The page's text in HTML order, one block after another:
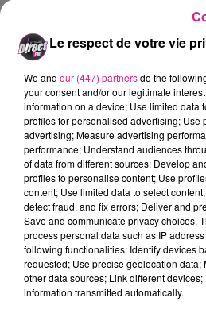
La grande finale du
vendredi 18 Novembre, �
Metz, � 9h00. 26 entreprises
durera 3 heures et se
participants obtiendront un
Certificat Voltaire,
R�pertoire national
professionnelles (RNCP). Le
le travail d'�quipe par la
Voltaire aux trois meilleures
scores individuels, en
Voltaire d'Or au meilleur
2e et un Voltaire de Bronze au
Cr�dit Photo : Projet Voltaire
FIL ACTUS
Le respect de votre vie
We and our (447) partnersdo the
your consent and/or our legitimate
information on a device; Use limited data
profiles for personalised advertising; Use
advertising; Measure advertising
performance; Understand audiences
of data from different sources; Develop
profiles to personalise content; Use
content; Use limited data to select
detect fraud, and fix errors; Deliver and
Save and communicate privacy choices.
process personal data such as IP
following functionalities: Identify devices
requested; Use precise geolocation data;
other data sources; Link different
information transmitted automatically.